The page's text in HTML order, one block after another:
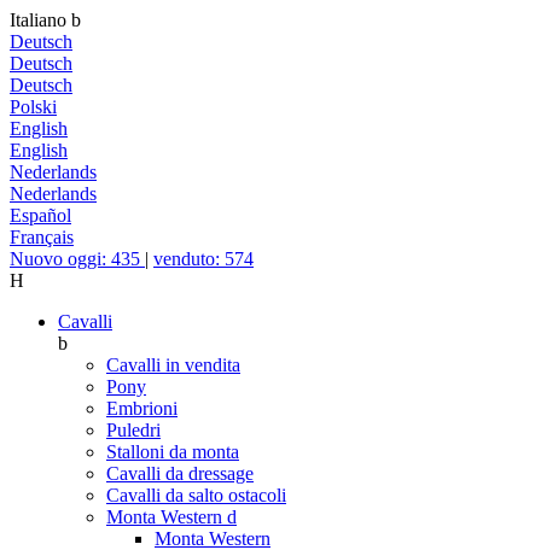
Italiano b
Deutsch
Deutsch
Deutsch
Polski
English
English
Nederlands
Nederlands
Español
Français
Nuovo oggi: 435 | venduto: 574
H
Cavalli
b
Cavalli in vendita
Pony
Embrioni
Puledri
Stalloni da monta
Cavalli da dressage
Cavalli da salto ostacoli
Monta Western d
Monta Western